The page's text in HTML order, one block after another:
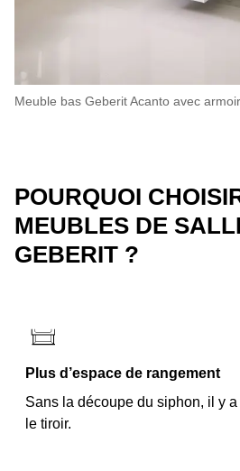
Meuble bas Geberit Acanto avec
POURQUOI
MEUBLES DE
GEBERIT ?
Plus d’espace de rangement
Sans la découpe du siphon, il y
le tiroir.